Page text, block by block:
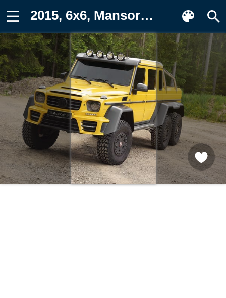
2015, 6x6, Mansory, G 63 Фотография